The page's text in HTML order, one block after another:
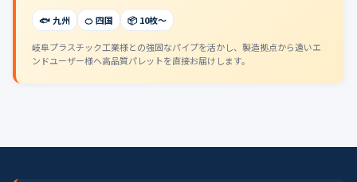
🐟 九州 🍊 四国 📦 10枚〜
岐阜プラスチック工業様との強固なパイプを活かし、製造拠点から遠いエ
ンドユーザー様へ高品質パレットを直接お届けします。